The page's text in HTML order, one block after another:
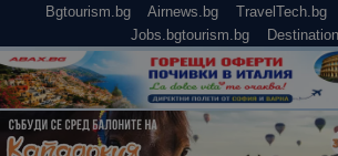
Bgtourism.bg Airnews.bg TravelTech.bg
Jobs.bgtourism.bg